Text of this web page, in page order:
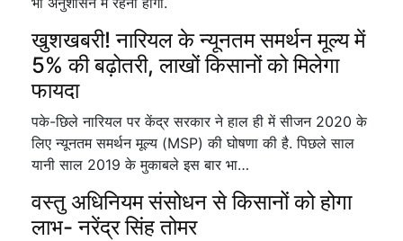
खुशखबरी! नारियल के न्यूनतम समर्थन मूल्य में
5% की बढ़ोतरी, लाखों किसानों को मिलेगा
फायदा
पके-छिले नारियल पर केंद्र सरकार ने हाल ही में सीजन 2020 के
लिए न्यूनतम समर्थन मूल्य (MSP) की घोषणा की है. पिछले साल
यानी साल 2019 के मुकाबले इस बार भा…
वस्तु अधिनियम संसोधन से किसानों को होगा
लाभ- नरेंद्र सिंह तोमर